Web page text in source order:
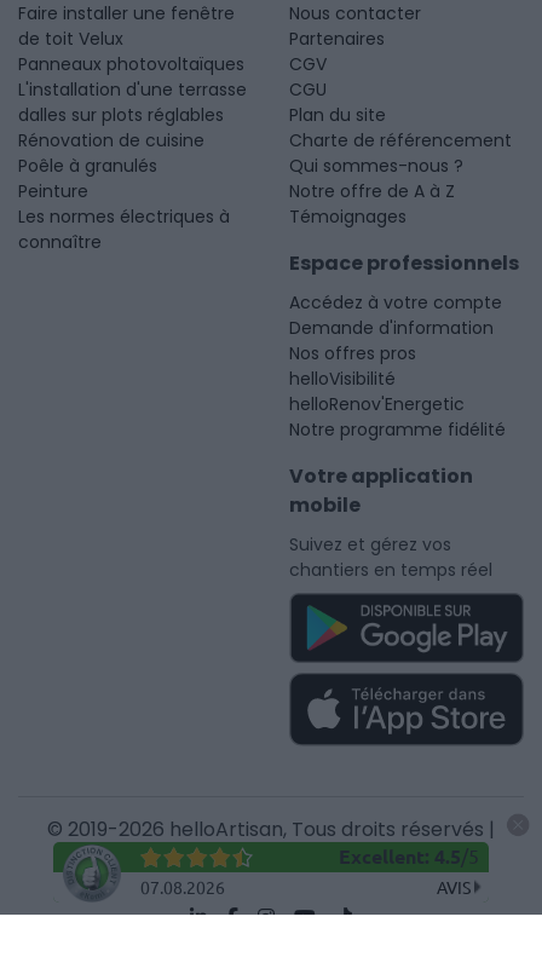
Faire installer une fenêtre
de toit Velux
Panneaux photovoltaïques
L'installation d'une terrasse
dalles sur plots réglables
Rénovation de cuisine
Poêle à granulés
Peinture
Les normes électriques à
connaître
Nous contacter
Partenaires
CGV
CGU
Plan du site
Charte de référencement
Qui sommes-nous ?
Notre offre de A à Z
Témoignages
Espace professionnels
Accédez à votre compte
Demande d'information
Nos offres pros
helloVisibilité
helloRenov'Energetic
Notre programme fidélité
Votre application
mobile
Suivez et gérez vos
chantiers en temps réel
© 2019-2026 helloArtisan, Tous droits réservés |
Mentions légalesExcellent: 4.5/5
07.08.2026 AVIS